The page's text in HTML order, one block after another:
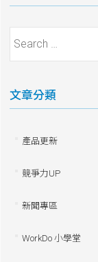
Search for:
文章分類
產品更新
競爭力UP
新聞專區
WorkDo 小學堂